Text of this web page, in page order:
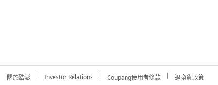
關於酷澎 Investor Relations Coupang使用者條款 退換貨政策